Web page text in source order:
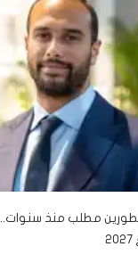
مطلب منذ سنوات..